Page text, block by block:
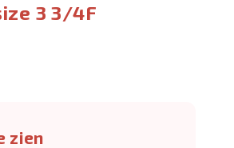
3 3/4F
zien